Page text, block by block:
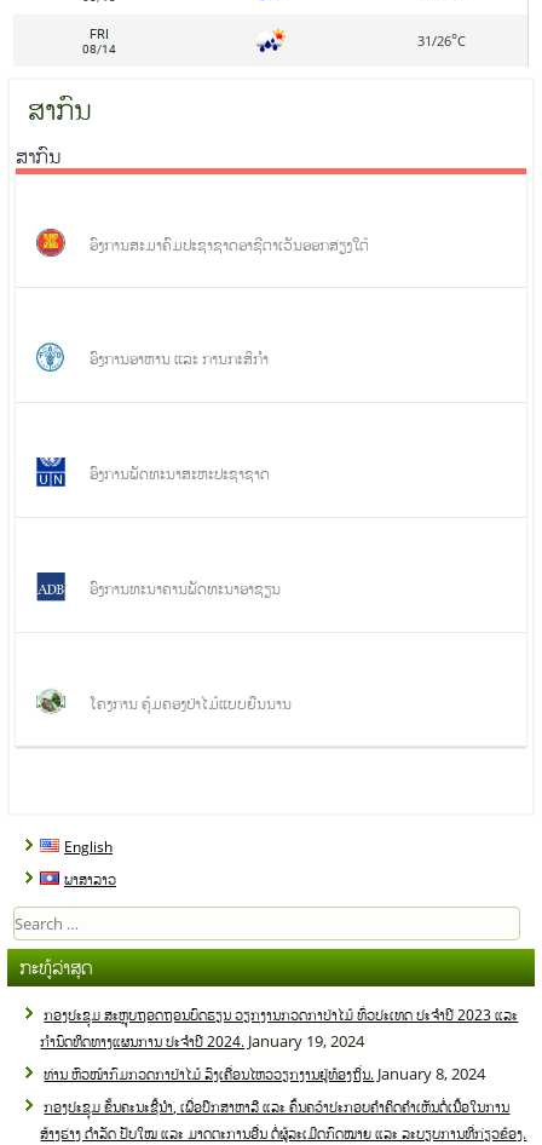
FRI
08/14 31/26°C
ສາກົນ
ສາກົນ
ອົງການສະມາຄົມປະຊາຊາດອາຊີຕາເວັນອອກສ່ຽງໃຕ້
ອົງການອາຫານ ແລະ ການກະສິກໍາ
ອົງການພັດທະນາສະຫະປະຊາຊາດ
ອົງການທະນາຄານພັດທະນາອາຊຽນ
ໂຄງການ ຄຸ້ມຄອງປ່າໄມ້ແບບຍືນນານ
English
ພາສາລາວ
Search
for:
ກະທູ້ລ່າສຸດ
ກອງປະຊຸມ ສະຫຼຸບຖອດຖອນບົດຮຽນ ວຽກງານກວດກາປ່າໄມ້ ທົ່ວປະເທດ ປະຈໍາປີ 2023 ແລະ
ກໍານົດທິດທາງແຜນການ ປະຈໍາປີ 2024. January 19, 2024
ທ່ານ ຫົວໜ້າກົມກວດກາປ່າໄມ້ ລົງເຄື່ອນໄຫວວຽກງານຢູ່ທ້ອງຖິ່ນ. January 8, 2024
ກອງປະຊຸມ ຂັ້ນຄະນະຊີ້ນໍາ, ເພື່ອປຶກສາຫາລື ແລະ ຄົ້ນຄວ້າປະກອບຄໍາຄິດຄໍາເຫັນຕໍ່ເນື້ອໃນການ
ສ້າງຮ່າງ ດໍາລັດ ປັບໃໝ ແລະ ມາດຕະການອື່ນ ຕໍ່ຜູ້ລະເມີດກົດໝາຍ ແລະ ລະບຽບການທີ່ກ່ຽວຂ້ອງ.